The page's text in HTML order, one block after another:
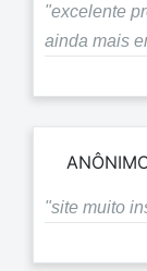
"excelente
ainda mais
"site muito